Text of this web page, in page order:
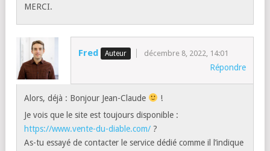
MERCI.
Fred décembre 8, 2022, 14:01
Répondre
Alors, déjà : Bonjour Jean-Claude
!
Je vois que le site est toujours disponible :
https://www.vente-du-diable.com/ ?
As-tu essayé de contacter le service dédié comme il l’indique